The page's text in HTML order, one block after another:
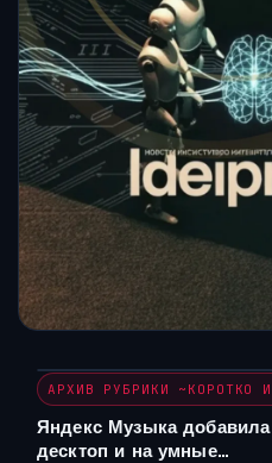
АРХИВ РУБРИКИ ~КОРОТКО ИЗ
Яндекс Музыка
десктоп и на умные…